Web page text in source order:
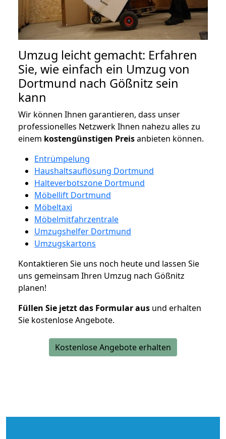
Umzug leicht gemacht: Erfahren
Sie, wie einfach ein Umzug von
Dortmund nach Gößnitz sein
kann
Wir können Ihnen garantieren, dass unser
professionelles Netzwerk Ihnen nahezu alles zu
einem kostengünstigen Preisanbieten können.
Entrümpelung
Haushaltsauflösung Dortmund
Halteverbotszone Dortmund
Möbellift Dortmund
Möbeltaxi
Möbelmitfahrzentrale
Umzugshelfer Dortmund
Umzugskartons
Kontaktieren Sie uns noch heute und lassen Sie
uns gemeinsam Ihren Umzug nach Gößnitz
planen!
Füllen Sie jetzt das Formular aus und erhalten
Sie kostenlose Angebote.
Kostenlose Angebote erhalten